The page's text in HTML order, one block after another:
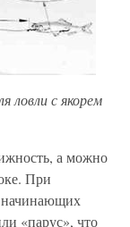
ловли с якорем
а можно
При
начинающих
«парус», что